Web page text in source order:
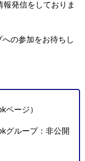
発信をしておりま
の参加をお待ちし
ページ）
グループ：非公開